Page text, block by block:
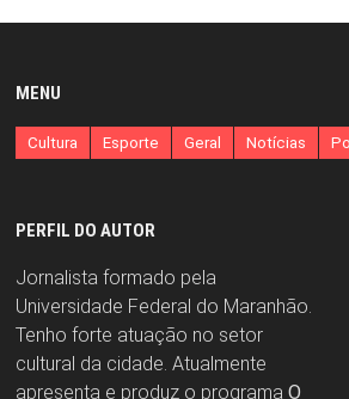
MENU
Cultura Esporte Geral Notícias
PERFIL DO AUTOR
Jornalista formado pela
Universidade Federal do Maranhão.
Tenho forte atuação no setor
cultural da cidade. Atualmente
apresenta e produz o programa O